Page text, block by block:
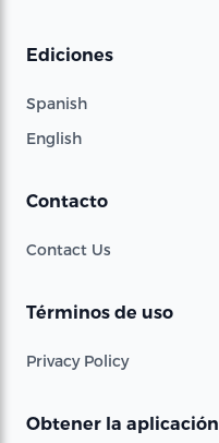
Ediciones
Spanish
English
Contacto
Contact Us
Términos de uso
Privacy Policy
Obtener la aplicación